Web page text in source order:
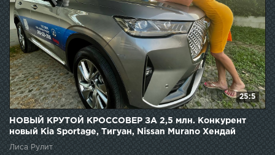
25:5
НОВЫЙ КРУТОЙ КРОССОВЕР ЗА 2,5 млн. Конкурент
новый Kia Sportage, Тигуан, Nissan Murano Хендай
Туссан
Лиса Рулит